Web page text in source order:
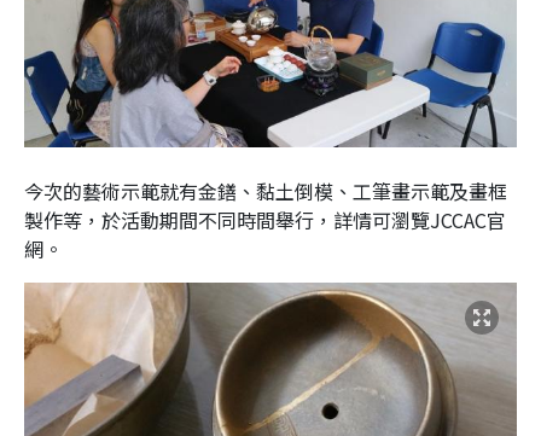
今次的藝術示範就有金鐥、黏土倒模、工筆畫示範及畫框
製作等，於活動期間不同時間舉行，詳情可瀏覽JCCAC官
網。